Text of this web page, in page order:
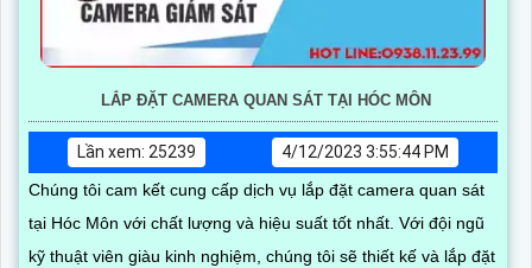
LẮP ĐẶT CAMERA QUAN SÁT TẠI HÓC MÔN
Lần xem: 25239
4/12/2023 3:55:44 PM
Chúng tôi cam kết cung cấp dịch vụ lắp đặt camera quan sát
tại Hóc Môn với chất lượng và hiệu suất tốt nhất. Với đội ngũ
kỹ thuật viên giàu kinh nghiệm, chúng tôi sẽ thiết kế và lắp đặt